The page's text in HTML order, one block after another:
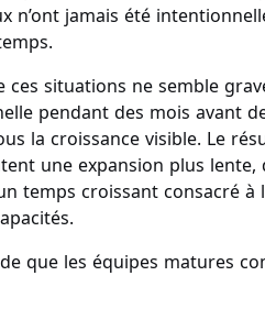
n’ont jamais été
ces situations ne semble
pendant des mois avant
la croissance visible. Le
une expansion plus
temps croissant consacré
que les équipes matures